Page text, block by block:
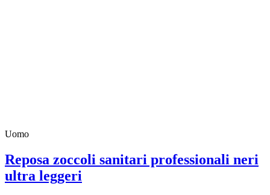
Uomo
Reposa zoccoli sanitari professionali neri
ultra leggeri